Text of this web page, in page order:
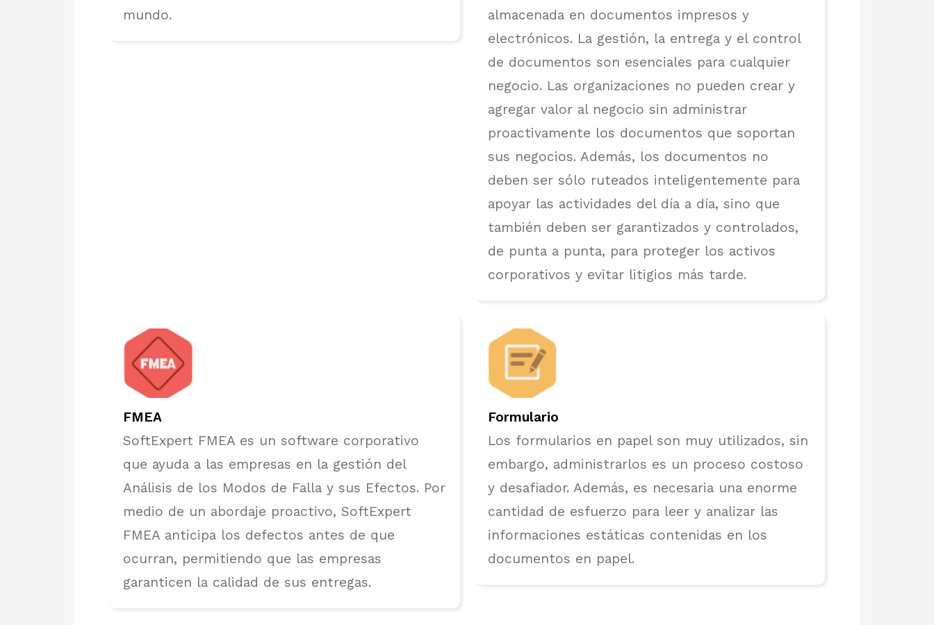
mundo.
almacenada en documentos impresos y
electrónicos. La gestión, la entrega y el control
de documentos son esenciales para cualquier
negocio. Las organizaciones no pueden crear y
agregar valor al negocio sin administrar
proactivamente los documentos que soportan
sus negocios. Además, los documentos no
deben ser sólo ruteados inteligentemente para
apoyar las actividades del día a día, sino que
también deben ser garantizados y controlados,
de punta a punta, para proteger los activos
corporativos y evitar litigios más tarde.
FMEA
SoftExpert FMEA es un software corporativo
que ayuda a las empresas en la gestión del
Análisis de los Modos de Falla y sus Efectos. Por
medio de un abordaje proactivo, SoftExpert
FMEA anticipa los defectos antes de que
ocurran, permitiendo que las empresas
garanticen la calidad de sus entregas.
Formulario
Los formularios en papel son muy utilizados, sin
embargo, administrarlos es un proceso costoso
y desafiador. Además, es necesaria una enorme
cantidad de esfuerzo para leer y analizar las
informaciones estáticas contenidas en los
documentos en papel.